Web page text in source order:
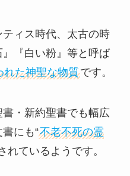
ィス時代、太古の時
『白い粉』等と呼ば
れた神聖な物質です。
・新約聖書でも幅広
にも“不老不死の霊
れているようです。